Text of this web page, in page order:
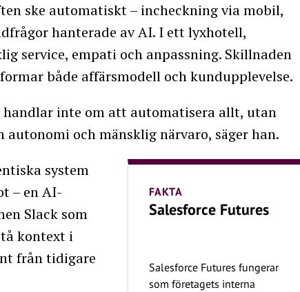
ske automatiskt – incheckning via mobil,
hanterade av AI. I ett lyxhotell,
service, empati och anpassning. Skillnaden
både affärsmodell och kundupplevelse.
inte om att automatisera allt, utan
och mänsklig närvaro, säger han.
FAKTA
Salesforce Futures
Salesforce Futures fungerar
som företagets interna
system
– en AI-
Slack som
kontext i
från tidigare